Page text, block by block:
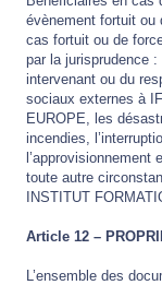
évènement fortuit ou
cas fortuit ou de
par la jurisprudence :
intervenant ou du
sociaux externes à
EUROPE, les
incendies,
l’approvisionnement
toute autre
INSTITUT
Article 12 –
L’ensemble des